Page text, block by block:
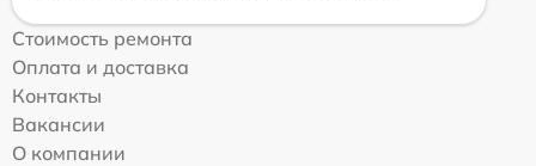
Стоимость ремонта
Оплата и доставка
Контакты
Вакансии
О компании